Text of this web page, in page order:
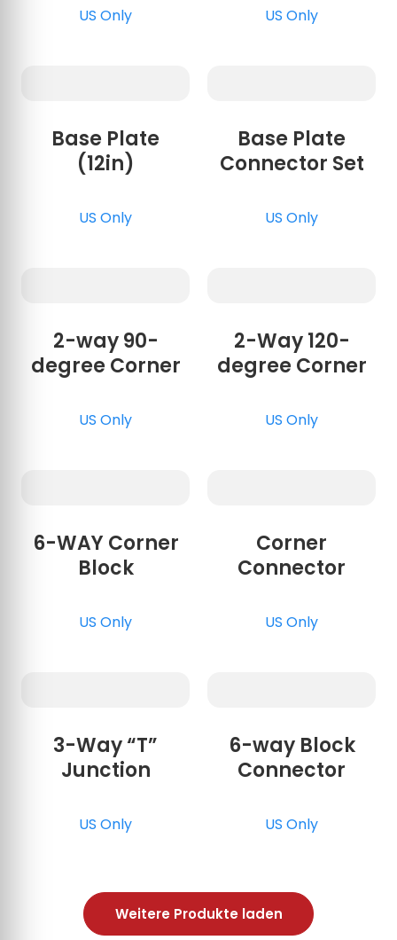
US Only US Only
Base Plate
(12in)
US Only
Base Plate
Connector Set
US Only
2-way 90-
degree Corner
US Only
2-Way 120-
degree Corner
US Only
6-WAY Corner
Block
US Only
Corner
Connector
US Only
3-Way “T”
Junction
US Only
6-way Block
Connector
US Only
Weitere Produkte laden